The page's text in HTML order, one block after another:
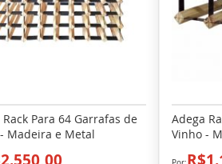
Para 64 Garrafas de
Madeira e Metal
Adega
Vinho -